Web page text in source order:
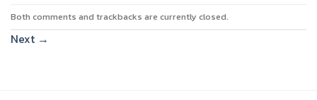
Both comments and trackbacks are currently closed.
Next →